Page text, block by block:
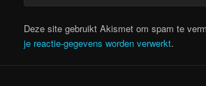
Deze site gebruikt Akismet om spam te
je reactie-gegevens worden verwerkt.